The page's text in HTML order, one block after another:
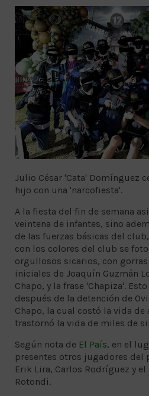
Julio César 'Cata' Domínguez
hijo con una 'narcofiesta'.
A la fiesta del fin de semana
veintena de infantes, sino
de las fuerzas básicas del
con los colores del club se
orgullosos sicarios, con
iniciales de Joaquín Guzmán
Chapo, y la frase 'Chapiza'.
después de la detención de
Chapo, la cual costó la vida
trastornó la vida de miles de
Según nota de El País, en el
presentes otros jugadores
Erik Lira, Carlos Rodríguez y
Rotondi.